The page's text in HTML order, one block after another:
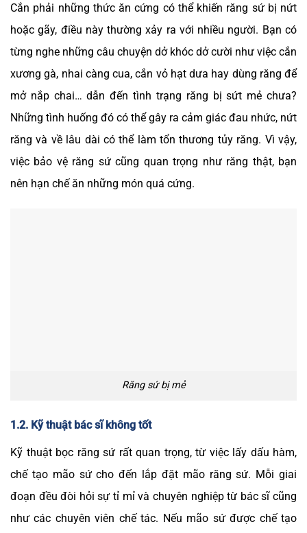
Cắn phải những thức ăn cứng có thể khiến răng sứ bị nứt
hoặc gãy, điều này thường xảy ra với nhiều người. Bạn có
từng nghe những câu chuyện dở khóc dở cười như việc cắn
xương gà, nhai càng cua, cắn vỏ hạt dưa hay dùng răng để
mở nắp chai… dẫn đến tình trạng răng bị sứt mẻ chưa?
Những tình huống đó có thể gây ra cảm giác đau nhức, nứt
răng và về lâu dài có thể làm tổn thương tủy răng. Vì vậy,
việc bảo vệ răng sứ cũng quan trọng như răng thật, bạn
nên hạn chế ăn những món quá cứng.
Răng sứ bị mẻ
1.2. Kỹ thuật bác sĩ không tốt
Kỹ thuật bọc răng sứ rất quan trọng, từ việc lấy dấu hàm,
chế tạo mão sứ cho đến lắp đặt mão răng sứ. Mỗi giai
đoạn đều đòi hỏi sự tỉ mỉ và chuyên nghiệp từ bác sĩ cũng
như các chuyên viên chế tác. Nếu mão sứ được chế tạo